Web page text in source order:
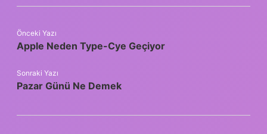
Önceki Yazı
Apple Neden Type-Cye Geçiyor
Sonraki Yazı
Pazar Günü Ne Demek